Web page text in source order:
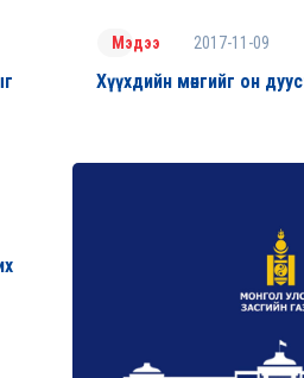
Мэдээ 2017-11-09
Хүүхдийн мөнгийг он